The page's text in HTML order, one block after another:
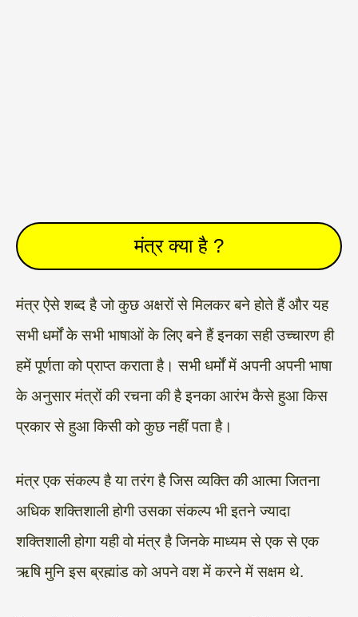
मंत्र क्या है ?
मंत्र ऐसे शब्द है जो कुछ अक्षरों से मिलकर बने होते हैं और यह
सभी धर्मों के सभी भाषाओं के लिए बने हैं इनका सही उच्चारण ही
हमें पूर्णता को प्राप्त कराता है। सभी धर्मों में अपनी अपनी भाषा
के अनुसार मंत्रों की रचना की है इनका आरंभ कैसे हुआ किस
प्रकार से हुआ किसी को कुछ नहीं पता है।
मंत्र एक संकल्प है या तरंग है जिस व्यक्ति की आत्मा जितना
अधिक शक्तिशाली होगी उसका संकल्प भी इतने ज्यादा
शक्तिशाली होगा यही वो मंत्र है जिनके माध्यम से एक से एक
ऋषि मुनि इस ब्रह्मांड को अपने वश में करने में सक्षम थे.